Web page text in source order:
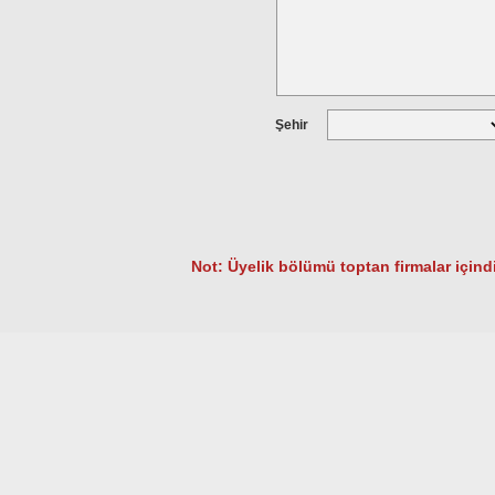
Şehir
Not: Üyelik bölümü toptan firmalar